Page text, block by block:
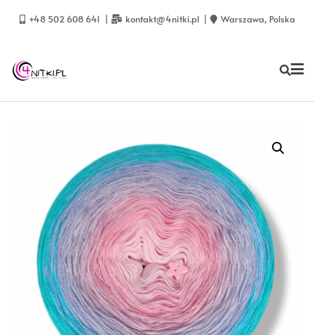
+48 502 608 641 kontakt@4nitki.pl Warszawa, Polska